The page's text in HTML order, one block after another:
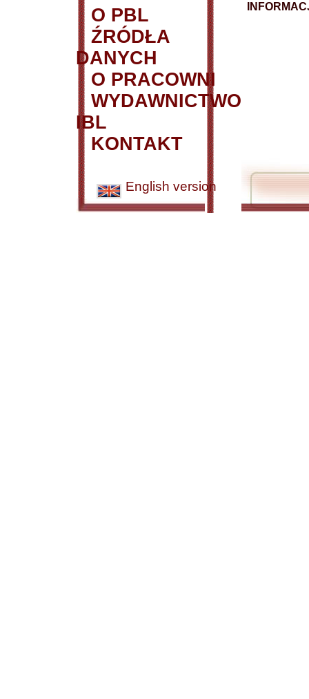
O PBL
ŹRÓDŁA
DANYCH
O PRACOWNI
WYDAWNICTWO
IBL
KONTAKT
English version